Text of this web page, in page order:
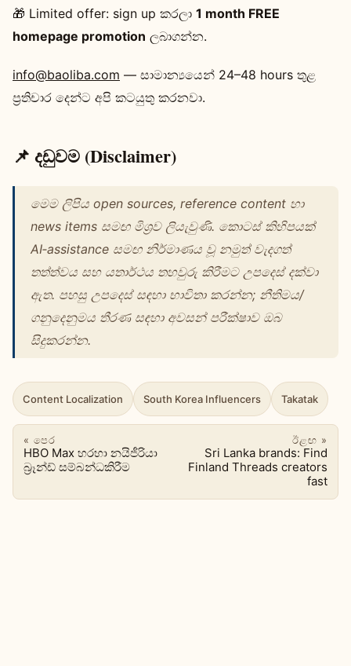
🎁 Limited offer: sign up කරලා 1 month FREE
homepage promotion ලබාගන්න.
info@baoliba.com — සාමාන්‍යයෙන් 24–48 hours තුළ
ප්‍රතිචාර දෙන්ට අපි කටයුතු කරනවා.
📌 දඩුවම (Disclaimer)
මෙම ලිපිය open sources, reference content හා
news items සමඟ මිශ්‍රව ලියැවුණි. කොටස් කිහිපයක්
AI‑assistance සමඟ නිර්මාණය වූ නමුත් වැදගත්
තත්ත්වය සහ යතාර්ථය තහවුරු කිරීමට උපදෙස් දක්වා
ඇත. පහසු උපදෙස් සඳහා භාවිතා කරන්න; නීතිමය/
ගනුදෙනුමය තීරණ සඳහා අවසන් පරීක්ෂාව ඔබ
සිදුකරන්න.
Content Localization South Korea Influencers Takatak
« පෙර
HBO Max හරහා නයිජීරියා
බ්‍රෑන්ඩ් සම්බන්ධකිරීම
ඊළඟ »
Sri Lanka brands: Find
Finland Threads creators
fast